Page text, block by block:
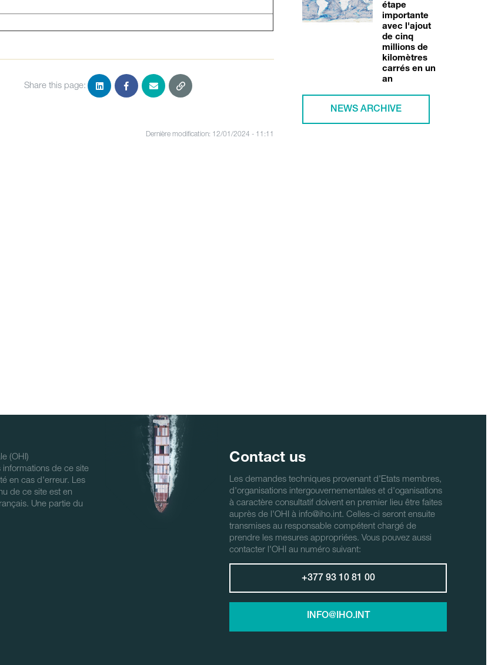
Share this page:
Dernière modification: 12/01/2024 - 11:11
étape
importante
avec l'ajout
de cinq
millions de
kilomètres
carrés en un
an
NEWS ARCHIVE
(OHI)
de ce site
en cas d'erreur. Les
de ce site est en
Une partie du
Contact us
Les demandes techniques provenant d'Etats membres,
d'organisations intergouvernementales et d'oganisations
à caractère consultatif doivent en premier lieu être faites
auprès de l'OHI à info@iho.int. Celles-ci seront ensuite
transmises au responsable compétent chargé de
prendre les mesures appropriées. Vous pouvez aussi
contacter l'OHI au numéro suivant:
+377 93 10 81 00
INFO@IHO.INT